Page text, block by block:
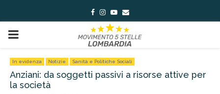
Facebook
Instagram
Youtube
Email
PRIMARY
MENU
In evidenza Notizie Sanità e Politiche Sociali
Anziani: da soggetti passivi a risorse attive per
la società